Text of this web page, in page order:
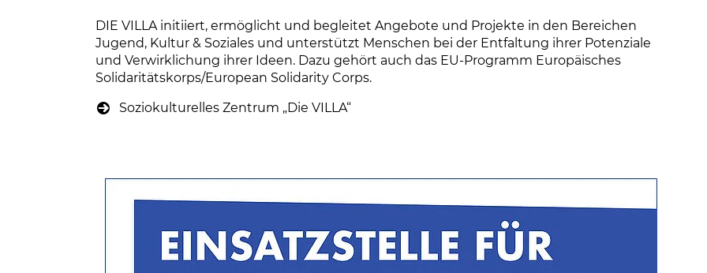
DIE VILLA initiiert, ermöglicht und begleitet Angebote und Projekte in den Bereichen
Jugend, Kultur & Soziales und unterstützt Menschen bei der Entfaltung ihrer Potenziale
und Verwirklichung ihrer Ideen. Dazu gehört auch das EU-Programm Europäisches
Solidaritäts­korps/European Solidarity Corps.
Soziokulturelles Zentrum „Die VILLA“